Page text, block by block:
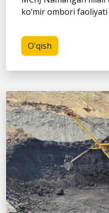
ko‘mir ombori faoliyati
O'qish